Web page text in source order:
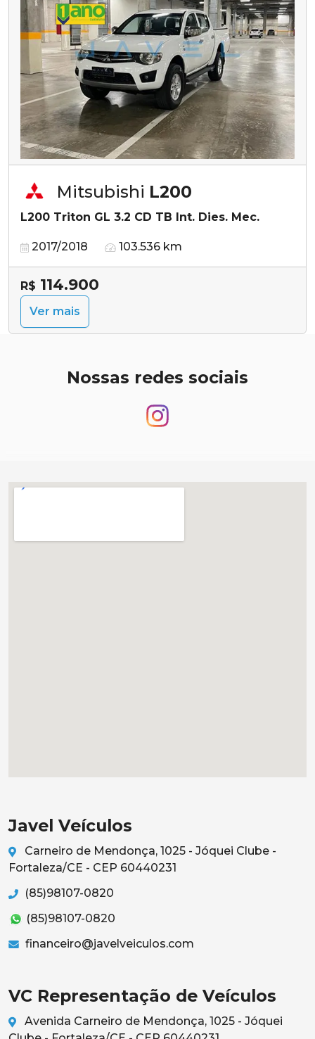
Mitsubishi L200
L200 Triton GL 3.2 CD TB Int. Dies. Mec.
2017/2018 103.536 km
R$ 114.900
Ver mais
Nossas redes sociais
Javel Veículos
Carneiro de Mendonça, 1025 - Jóquei Clube -
Fortaleza/CE - CEP 60440231
(85)98107-0820
(85)98107-0820
financeiro@javelveiculos.com
VC Representação de Veículos
Avenida Carneiro de Mendonça, 1025 - Jóquei